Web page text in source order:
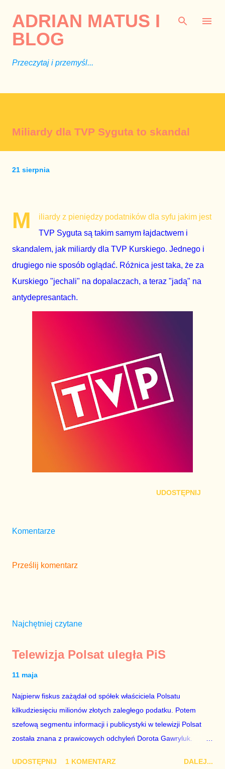
ADRIAN MATUS I
BLOG
Przeczytaj i przemyśl...
Miliardy dla TVP Syguta to skandal
21 sierpnia
M
iliardy z pieniędzy podatników dla syfu jakim jest
TVP Syguta są takim samym łajdactwem i
skandalem, jak miliardy dla TVP Kurskiego. Jednego i
drugiego nie sposób oglądać. Różnica jest taka, że za
Kurskiego "jechali" na dopalaczach, a teraz "jadą" na
antydepresantach.
UDOSTĘPNIJ
Komentarze
Prześlij komentarz
Najchętniej czytane
Telewizja Polsat uległa PiS
11 maja
Najpierw fiskus zażądał od spółek właściciela Polsatu
kilkudziesięciu milionów złotych zaległego podatku. Potem
szefową segmentu informacji i publicystyki w telewizji Polsat
została znana z prawicowych odchyleń Dorota Gawryluk.
marionetka partii rządzącej, żona agenta SB, który jest obecnie
UDOSTĘPNIJ 1 KOMENTARZ DALEJ...